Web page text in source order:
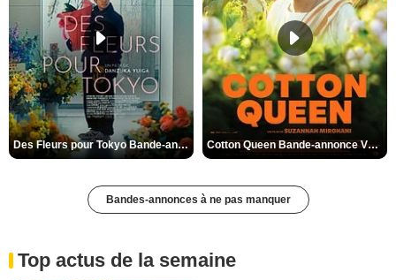
Des Fleurs pour Tokyo Bande-annonce VO STFR Cotton Queen Bande-annonce VO STFR
Bandes-annonces à ne pas manquer
Top actus de la semaine